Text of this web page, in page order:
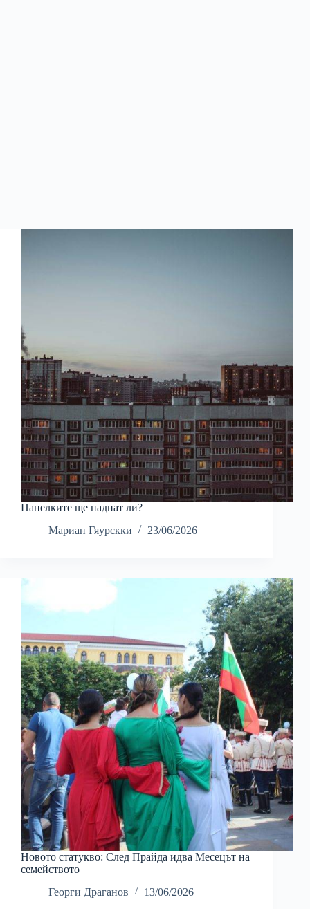
Панелките ще паднат ли?
Мариан Гяурскки
23/06/2026
Новото статукво: След Прайда идва Месецът на
семейството
Георги Драганов
13/06/2026